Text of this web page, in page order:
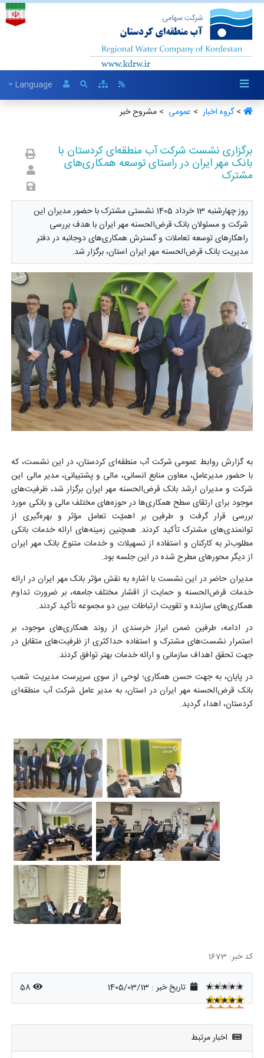
Language
>گروه اخبار ‏ > عمومی ‏ > مشروح خبر
برگزاری نشست شرکت آب منطقه‌ای کردستان با
بانک مهر ایران در راستای توسعه همکاری‌های
مشترک
روز چهارشنبه 13 خرداد 1405 نشستی مشترک با حضور مدیران این
شرکت و مسئولان بانک قرض‌الحسنه مهر ایران با هدف بررسی
راهکارهای توسعه تعاملات و گسترش همکاری‌های دوجانبه در دفتر
مدیریت بانک قرض‌الحسنه مهر ایران استان، برگزار شد.
به گزارش روابط عمومی شرکت آب منطقه‌ای کردستان، در این نشست، که
با حضور مدیرعامل، معاون منابع انسانی، مالی و پشتیبانی، مدیر مالی این
شرکت و مدیران ارشد بانک قرض‌الحسنه مهر ایران برگزار شد، ظرفیت‌های
موجود برای ارتقای سطح همکاری‌ها در حوزه‌های مختلف مالی و بانکی مورد
بررسی قرار گرفت و طرفین بر اهمیّت تعامل مؤثر و بهره‌گیری از
توانمندی‌های مشترک تأکید کردند. همچنین زمینه‌های ارائه خدمات بانکی
مطلوب‌تر به کارکنان و استفاده از تسهیلات و خدمات متنوع بانک مهر ایران
از دیگر محورهای مطرح شده در این جلسه بود.
مدیران حاضر در این نشست با اشاره به نقش مؤثر بانک مهر ایران در ارائه
خدمات قرض‌الحسنه و حمایت از اقشار مختلف جامعه، بر ضرورت تداوم
همکاری‌های سازنده و تقویت ارتباطات بین دو مجموعه تأکید کردند.
در ادامه، طرفین ضمن ابراز خرسندی از روند همکاری‌های موجود، بر
استمرار نشست‌های مشترک و استفاده حداکثری از ظرفیت‌های متقابل در
جهت تحقق اهداف سازمانی و ارائه خدمات بهتر توافق کردند.
در پایان، به جهت حسن همکاری؛ لوحی از سوی سرپرست مدیریت شعب
بانک قرض‌الحسنه مهر ایران در استان، به مدیر عامل شرکت آب منطقه‌ای
کردستان، اهداء گردید.
کد خبر: 1673
★★★★★
★★★★★
★★★★★
تاریخ خبر : 1405/03/13 58
اخبار مرتبط